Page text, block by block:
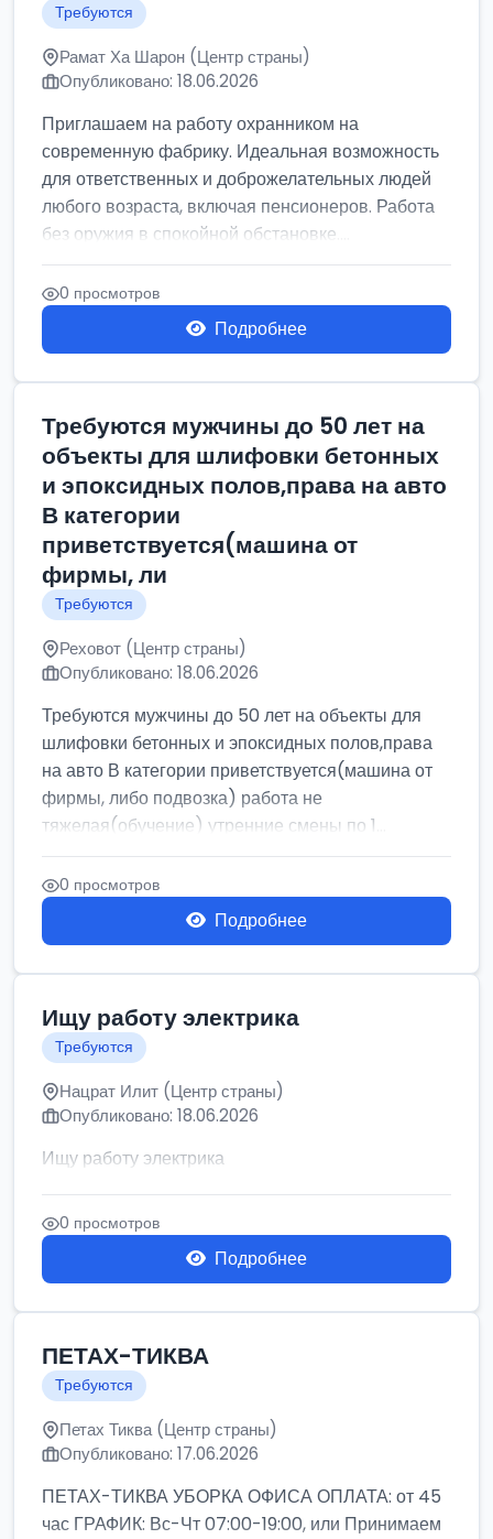
Требуются
Рамат Ха Шарон (Центр страны)
Опубликовано: 18.06.2026
Приглашаем на работу охранником на
современную фабрику. Идеальная возможность
для ответственных и доброжелательных людей
любого возраста, включая пенсионеров. Работа
без оружия в спокойной обстановке....
0 просмотров
Подробнее
Требуются мужчины до 50 лет на
объекты для шлифовки бетонных
и эпоксидных полов,права на авто
В категории
приветствуется(машина от
фирмы, ли
Требуются
Реховот (Центр страны)
Опубликовано: 18.06.2026
Требуются мужчины до 50 лет на объекты для
шлифовки бетонных и эпоксидных полов,права
на авто В категории приветствуется(машина от
фирмы, либо подвозка) работа не
тяжелая(обучение) утренние смены по 1...
0 просмотров
Подробнее
Ищу работу электрика
Требуются
Нацрат Илит (Центр страны)
Опубликовано: 18.06.2026
Ищу работу электрика
0 просмотров
Подробнее
ПЕТАХ-ТИКВА
Требуются
Петах Тиква (Центр страны)
Опубликовано: 17.06.2026
ПЕТАХ-ТИКВА УБОРКА ОФИСА ОПЛАТА: от 45
час ГРАФИК: Вс-Чт 07:00-19:00, или Принимаем